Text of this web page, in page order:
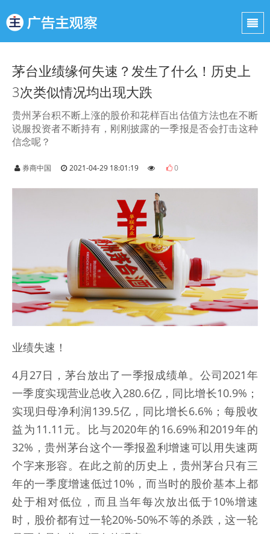
茅台业绩缘何失速？发生了什么！历史上
3次类似情况均出现大跌
贵州茅台积不断上涨的股价和花样百出估值方法也在不断
说服投资者不断持有，刚刚披露的一季报是否会打击这种
信念呢？
券商中国 2021-04-29 18:01:19 0
业绩失速！
4月27日，茅台放出了一季报成绩单。公司2021年
一季度实现营业总收入280.6亿，同比增长10.9%；
实现归母净利润139.5亿，同比增长6.6%；每股收
益为11.11元。比与2020年的16.69%和2019年的
32%，贵州茅台这个一季报盈利增速可以用失速两
个字来形容。在此之前的历史上，贵州茅台只有三
年的一季度增速低过10%，而当时的股价基本上都
处于相对低位，而且当年每次放出低于10%增速
时，股价都有过一轮20%-50%不等的杀跌，这一轮